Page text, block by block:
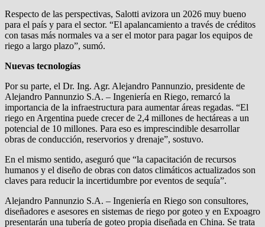
Respecto de las perspectivas, Salotti avizora un 2026 muy bueno
para el país y para el sector. “El apalancamiento a través de créditos
con tasas más normales va a ser el motor para pagar los equipos de
riego a largo plazo”, sumó.
Nuevas tecnologías
Por su parte, el Dr. Ing. Agr. Alejandro Pannunzio, presidente de
Alejandro Pannunzio S.A. – Ingeniería en Riego, remarcó la
importancia de la infraestructura para aumentar áreas regadas. “El
riego en Argentina puede crecer de 2,4 millones de hectáreas a un
potencial de 10 millones. Para eso es imprescindible desarrollar
obras de conducción, reservorios y drenaje”, sostuvo.
En el mismo sentido, aseguró que “la capacitación de recursos
humanos y el diseño de obras con datos climáticos actualizados son
claves para reducir la incertidumbre por eventos de sequía”.
Alejandro Pannunzio S.A. – Ingeniería en Riego son consultores,
diseñadores e asesores en sistemas de riego por goteo y en Expoagro
presentarán una tubería de goteo propia diseñada en China. Se trata